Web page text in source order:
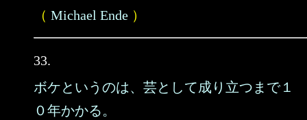
（ Michael Ende ）
33.
ボケというのは、芸として成り立つまで１
０年かかる。